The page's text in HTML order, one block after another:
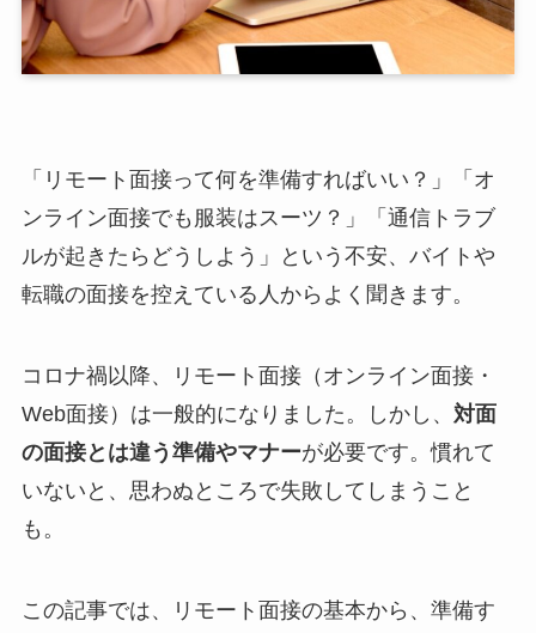
「リモート面接って何を準備すればいい？」「オ
ンライン面接でも服装はスーツ？」「通信トラブ
ルが起きたらどうしよう」という不安、バイトや
転職の面接を控えている人からよく聞きます。
コロナ禍以降、リモート面接（オンライン面接・
Web面接）は一般的になりました。しかし、 対面
の面接とは違う準備やマナーが必要です。慣れて
いないと、思わぬところで失敗してしまうこと
も。
この記事では、リモート面接の基本から、準備す